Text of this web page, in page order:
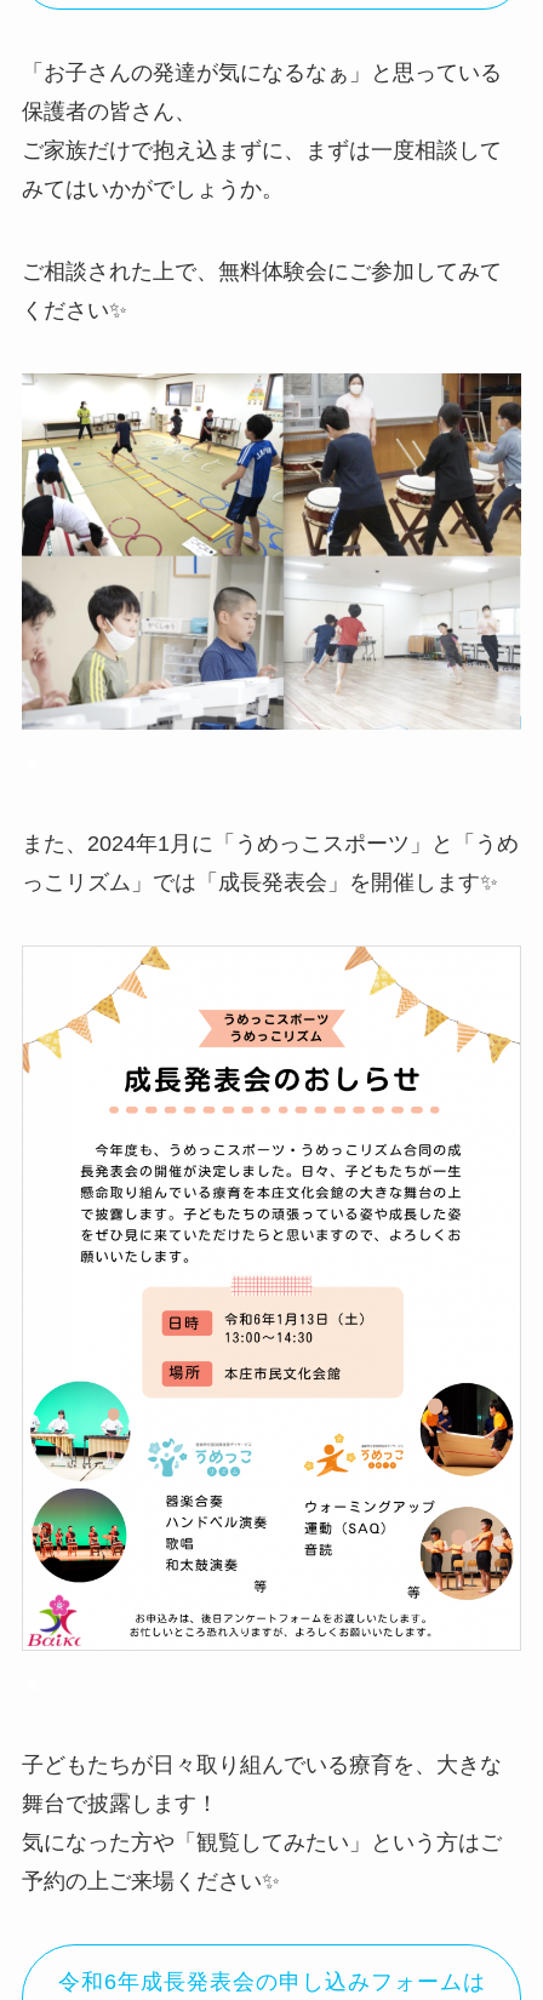
「お子さんの発達が気になるなぁ」と思っている
保護者の皆さん、
ご家族だけで抱え込まずに、まずは一度相談して
みてはいかがでしょうか。
ご相談された上で、無料体験会にご参加してみて
ください✨
また、2024年1月に「うめっこスポーツ」と「うめ
っこリズム」では「成長発表会」を開催します✨
子どもたちが日々取り組んでいる療育を、大きな
舞台で披露します！
気になった方や「観覧してみたい」という方はご
予約の上ご来場ください✨
令和6年成長発表会の申し込みフォームは